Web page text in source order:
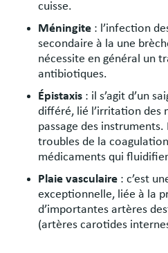
cuisse.
Méningite : l’infection
secondaire à la une
nécessite en général un
antibiotiques.
Épistaxis : il s’agit d’un
différé, lié l’irritation des
passage des
troubles de la
médicaments qui
Plaie vasculaire : c’est
exceptionnelle, liée à la
d’importantes artères
(artères carotides